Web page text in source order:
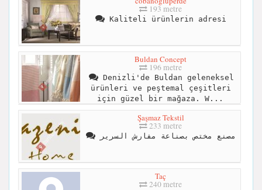
193 metre
Kaliteli ürünlerin adresi
Buldan Concept
196 metre
Denizli'de Buldan geleneksel
ürünleri ve peştemal çeşitleri
için güzel bir mağaza. W...
Şaşmaz Tekstil
233 metre
مصنع مختص بصناعة مفارش السرير
Taç
240 metre